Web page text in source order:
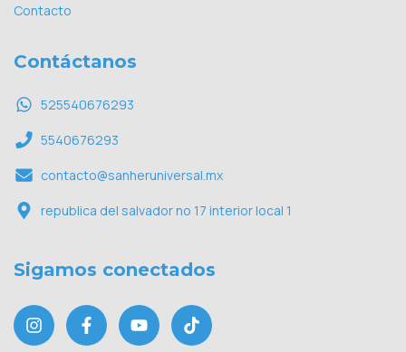
Contacto
Contáctanos
525540676293
5540676293
contacto@sanheruniversal.mx
republica del salvador no 17 interior local 1
Sigamos conectados